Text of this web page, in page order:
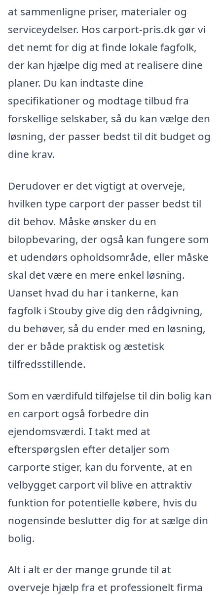
at sammenligne priser, materialer og
serviceydelser. Hos carport-pris.dk gør vi
det nemt for dig at finde lokale fagfolk,
der kan hjælpe dig med at realisere dine
planer. Du kan indtaste dine
specifikationer og modtage tilbud fra
forskellige selskaber, så du kan vælge den
løsning, der passer bedst til dit budget og
dine krav.
Derudover er det vigtigt at overveje,
hvilken type carport der passer bedst til
dit behov. Måske ønsker du en
bilopbevaring, der også kan fungere som
et udendørs opholdsområde, eller måske
skal det være en mere enkel løsning.
Uanset hvad du har i tankerne, kan
fagfolk i Stouby give dig den rådgivning,
du behøver, så du ender med en løsning,
der er både praktisk og æstetisk
tilfredsstillende.
Som en værdifuld tilføjelse til din bolig kan
en carport også forbedre din
ejendomsværdi. I takt med at
efterspørgslen efter detaljer som
carporte stiger, kan du forvente, at en
velbygget carport vil blive en attraktiv
funktion for potentielle købere, hvis du
nogensinde beslutter dig for at sælge din
bolig.
Alt i alt er der mange grunde til at
overveje hjælp fra et professionelt firma